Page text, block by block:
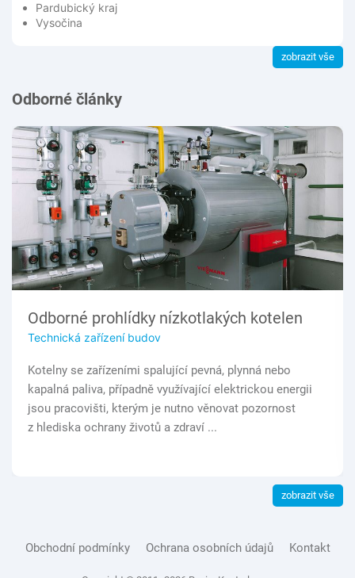
Pardubický kraj
Vysočina
zobrazit vše
Odborné články
Odborné prohlídky nízkotlakých kotelen
Technická zařízení budov
Kotelny se zařízeními spalující pevná, plynná nebo
kapalná paliva, případně využívající elektrickou energii
jsou pracovišti, kterým je nutno věnovat pozornost
z hlediska ochrany životů a zdraví ...
zobrazit vše
Obchodní podmínky Ochrana osobních údajů Kontakt